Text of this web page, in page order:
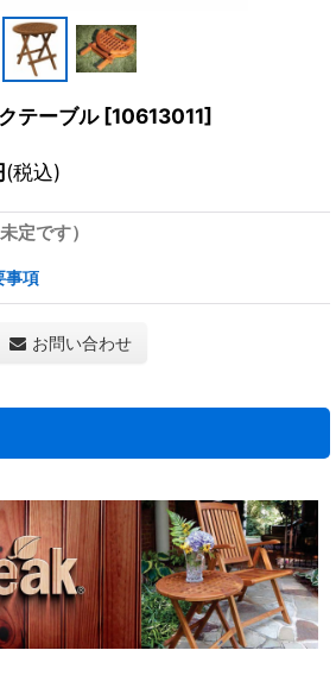
テーブル [10613011]
(税込)
定です）
事項
お問い合わせ